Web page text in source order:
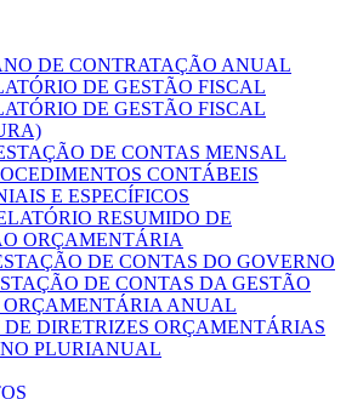
DE CONTRATAÇÃO ANUAL
DE GESTÃO FISCAL
DE GESTÃO FISCAL
DE CONTAS MENSAL
CONTÁBEIS
E ESPECÍFICOS
RESUMIDO DE
ORÇAMENTÁRIA
DE CONTAS DO GOVERNO
DE CONTAS DA GESTÃO
ORÇAMENTÁRIA ANUAL
DIRETRIZES ORÇAMENTÁRIAS
PLURIANUAL